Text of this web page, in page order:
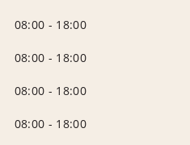
08:00 - 18:00
08:00 - 18:00
08:00 - 18:00
08:00 - 18:00